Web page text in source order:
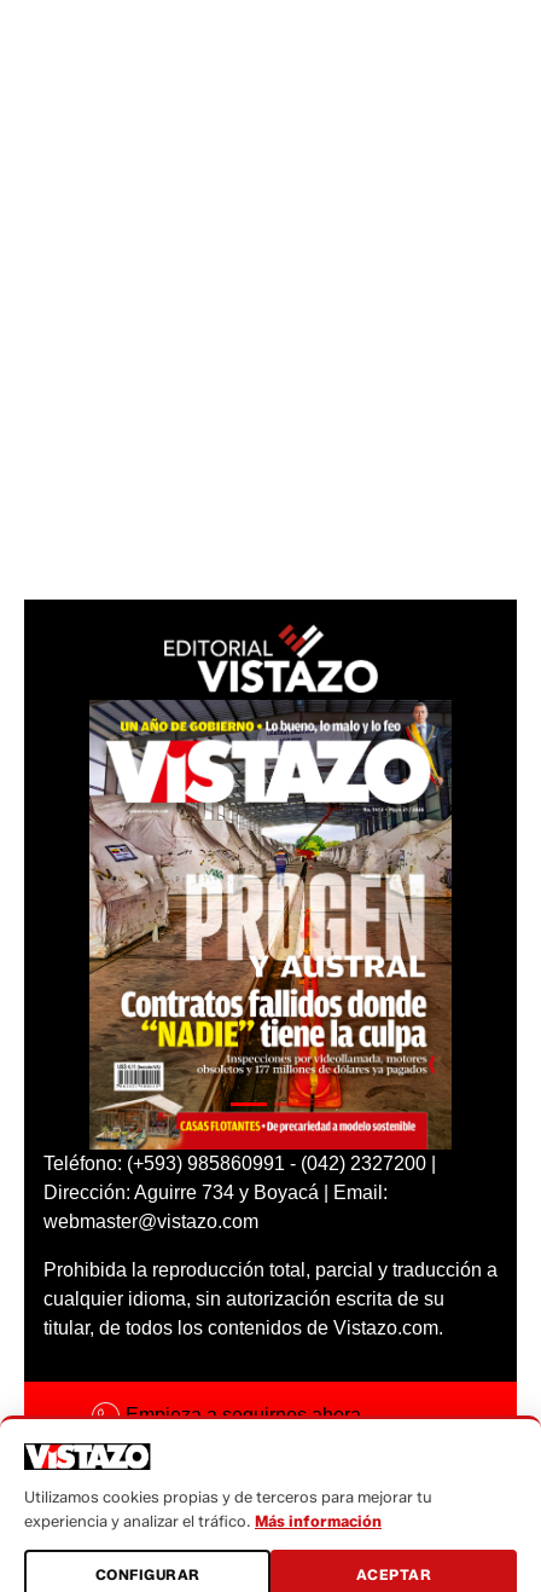
Teléfono: (+593) 985860991 - (042) 2327200 |
Dirección: Aguirre 734 y Boyacá | Email:
webmaster@vistazo.com
Prohibida la reproducción total, parcial y traducción a
cualquier idioma, sin autorización escrita de su
titular, de todos los contenidos de Vistazo.com.
Empieza a seguirnos ahora
Código ética
Sugerencias a:
sugerencias@vistazo.com
Utilizamos cookies propias y de terceros para mejorar tu
experiencia y analizar el tráfico. Más información
CONFIGURAR ACEPTAR